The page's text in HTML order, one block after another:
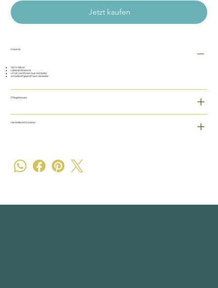
Jetzt kaufen
Material
100 % Silikon
Lebensmittelecht
LFGB-zertifiziert laut Hersteller
Schadstoffgeprüft laut Hersteller
Pflegehinweis
Herstellerinformation